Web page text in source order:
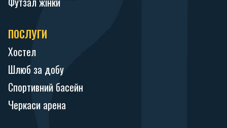
Футзал жінки
ПОСЛУГИ
Хостел
Шлюб за добу
Спортивний басейн
Черкаси арена